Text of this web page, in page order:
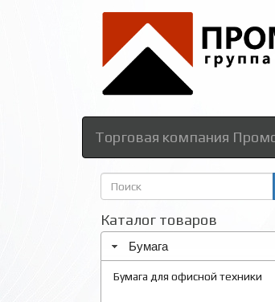
Торговая компания
Форма
поиска
Каталог товаров
Бумага
Бумага для офисной техники